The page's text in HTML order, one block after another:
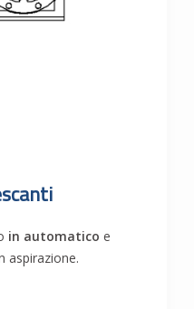
in automatico e
aspirazione.